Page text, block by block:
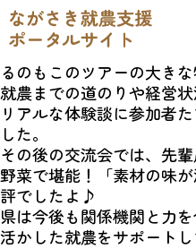
雲仙市の特産であるいち
荷現場を視察。畑、選果
実際の現場を前に、先輩
るのもこのツアーの大きな
就農までの道のりや経営状
リアルな体験談に参加者
した。
その後の交流会では、先
野菜で堪能！「素材の味
評でしたよ♪
県は今後も関係機関と力
活かした就農をサポート